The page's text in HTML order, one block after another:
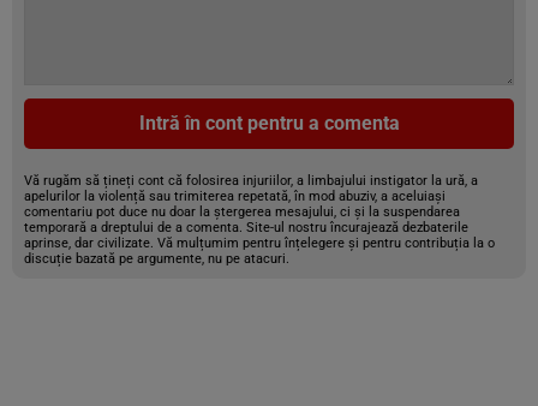
Intră în cont pentru a comenta
Vă rugăm să țineți cont că folosirea injuriilor, a limbajului instigator la ură, a
apelurilor la violență sau trimiterea repetată, în mod abuziv, a aceluiași
comentariu pot duce nu doar la ștergerea mesajului, ci și la suspendarea
temporară a dreptului de a comenta. Site-ul nostru încurajează dezbaterile
aprinse, dar civilizate. Vă mulțumim pentru înțelegere și pentru contribuția la o
discuție bazată pe argumente, nu pe atacuri.